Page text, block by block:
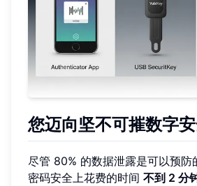
您迈向坚不可摧数字
尽管 80% 的数据泄露是可以预防
密码安全上花费的时间 不到 2 分